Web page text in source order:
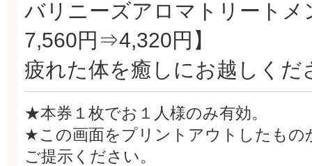
バリニーズアロマトリート
7,560円⇒4,320円】
疲れた体を癒しにお越しくだ
★本券１枚でお１人様のみ有効。
★この画面をプリントアウトしたもの
ご提示ください。